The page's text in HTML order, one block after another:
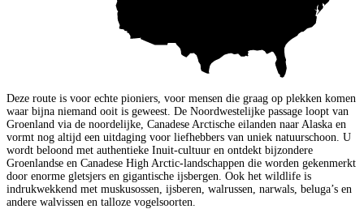
Deze route is voor echte pioniers, voor mensen die graag op plekken komen
waar bijna niemand ooit is geweest. De Noordwestelijke passage loopt van
Groenland via de noordelijke, Canadese Arctische eilanden naar Alaska en
vormt nog altijd een uitdaging voor liefhebbers van uniek natuurschoon. U
wordt beloond met authentieke Inuit-cultuur en ontdekt bijzondere
Groenlandse en Canadese High Arctic-landschappen die worden gekenmerkt
door enorme gletsjers en gigantische ijsbergen. Ook het wildlife is
indrukwekkend met muskusossen, ijsberen, walrussen, narwals, beluga’s en
andere walvissen en talloze vogelsoorten.